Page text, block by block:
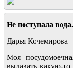
Не поступала
Дарья Кочемирова
Моя
выдавать какую-